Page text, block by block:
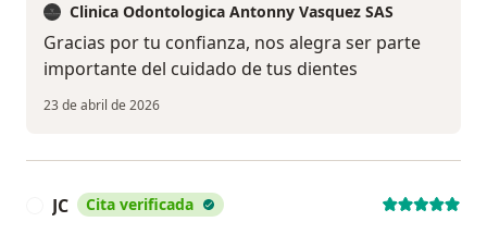
Clinica Odontologica Antonny Vasquez SAS
Gracias por tu confianza, nos alegra ser parte
importante del cuidado de tus dientes
23 de abril de 2026
JC Cita verificada